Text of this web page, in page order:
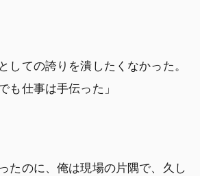
しての誇りを潰したくなかった。
も仕事は手伝った」
たのに、俺は現場の片隅で、久し